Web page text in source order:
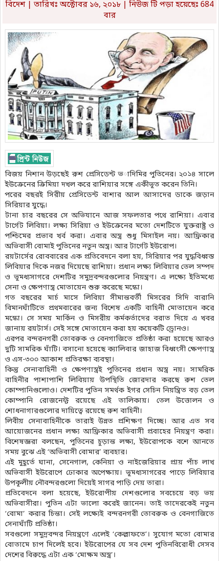
বিদেশ | তারিখঃ অক্টোবর ১৬, ২০১৮ | নিউজ টি পড়া হয়েছেঃ 684
বার
বিজয় নিশান উড়ছেই রুশ প্রেসিডেন্ট ভ­াদিমির পুতিনের। ২০১৪ সালে
ইউক্রেনের ক্রিমিয়া দখল করে রাশিয়ার সঙ্গে একীভূত করেন তিনি।
পরের বছরই সিরীয় প্রেসিডেন্ট বাশার আল আসাদের ডাকে জড়ান
সিরিয়ার যুদ্ধে।
টানা চার বছরের সে অভিযানে আজ সফলতার পথে রাশিয়া। এবার
টার্গেট লিবিয়া। লক্ষ্য সিরিয়া ও ইউক্রেনের মতো দেশটিতে যুক্তরাষ্ট্র ও
পশ্চিমের প্রভাব খর্ব করা। এবার অস্ত্র শুধু মিসাইল নয়। আফ্রিকার
অভিবাসী বোমাই পুতিনের নতুন অস্ত্র। আর টার্গেট ইউরোপ।
রয়টার্সের রোববারের এক প্রতিবেদনে বলা হয়, সিরিয়ার পর যুদ্ধবিধ্বস্ত
লিবিয়ার দিকে নজর দিয়েছে রাশিয়া। প্রধান লক্ষ্য লিবিয়ার তেল সম্পদ
ও ভূমধ্যসাগরে দেশটির সমুদ্রবন্দরগুলোর নিয়ন্ত্রণ। এ লক্ষ্যে ইতিমধ্যে
সেনা ও ক্ষেপণাস্ত্র মোতায়েন শুরু করেছে মস্কো।
গত বছরের মার্চ মাসে লিবিয়া সীমান্তবর্তী মিসরের সিদি বারানি
বিমানঘাঁটিতে প্রথমবারের জন্য বিশেষ একটি বাহিনী মোতায়েন করে
মস্কো। সে সময় মার্কিন ও মিসরীয় কর্মকর্তাদের বরাত দিয়ে এ খবর
জানায় রয়টার্স। সেই সঙ্গে মোতায়েন করা হয় কয়েকটি ড্রোনও।
এরপর বন্দরনগরী তোবরুক ও বেনগাজিতে প্রতিষ্ঠা করা হয়েছে আরও
দুটি সামরিক ঘাঁটি। বসানো হয়েছে ক্যালিবার জাহাজ বিধ্বংসী ক্ষেপণাস্ত্র
ও এস-৩০০ আকাশ প্রতিরক্ষা ব্যবস্থা।
কিন্তু সেনাবাহিনী ও ক্ষেপণাস্ত্রই পুতিনের প্রধান অস্ত্র নয়। সামরিক
বাহিনীর পাশাপাশি লিবিয়ায় উপস্থিতি জোরদার করছে রুশ তেল
কোম্পানিগুলোও। দেশটির পুতিন সমর্থক ইগর সেচিন নিয়ন্ত্রিত বড় তেল
কোম্পানি রোজনেফ্ট রয়েছে এই তালিকায়। তেল উত্তোলন ও
শোধনাগারগুলোর দায়িত্বে রয়েছে রুশ বাহিনী।
লিবীয় সেনাবাহিনীকে তারাই উন্নত প্রশিক্ষণ দিচ্ছে। আর এত সব
আয়োজনের প্রধান লক্ষ্য আফ্রিকার অভিবাসী প্রবাহের নিয়ন্ত্রণ করা।
বিশেষজ্ঞরা বলছেন, পুতিনের চূড়ান্ত লক্ষ্য, ইউরোপকে বশে আনতে
সময় বুঝে এই ‘অভিবাসী বোমার’ ব্যবহার।
এই মুহূর্তে ঘানা, সেনেগাল, কেনিয়া ও নাইজেরিয়ার প্রায় পাঁচ লাখ
অভিবাসী ইউরোপে ঢোকার অপেক্ষায়। ভূমধ্যসাগরের পাড়ে লিবিয়ার
উপকূলীয় নৌবন্দরগুলো দিয়েই সাগর পাড়ি দেয় তারা।
প্রতিবেদনে বলা হয়েছে, ইউরোপীয় দেশগুলোর সবচেয়ে বড় ভয়
অভিবাসীরা। পুতিন এটা ভালো করেই জানেন। তাই তাদেরকেই নতুন
‘বোমা’ করার চিন্তা। সেই লক্ষ্যেই বন্দরনগরী তোবরুক ও বেনগাজিতে
সেনাঘাঁটি প্রতিষ্ঠা।
সবগুলো সমুদ্রবন্দর নিয়ন্ত্রণে এলেই ‘কেল্লাফতে’। সুযোগ মতো বোমার
বোতামে চাপ দিলেই হবে। ইউরোপের যে সব দেশ পুতিনবিরোধী সেসব
দেশের বিরুদ্ধে এটা এক ‘মোক্ষম অস্ত্র’।